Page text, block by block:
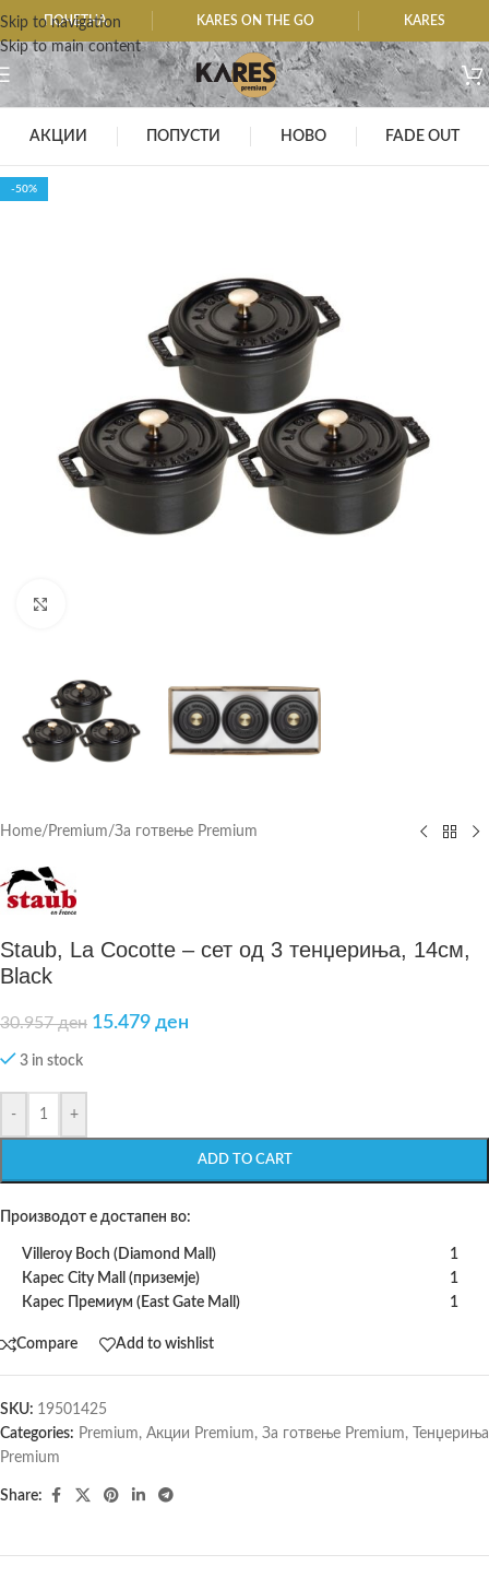
Skip to navigation
Skip to main content
ПОЧЕТНА KARES ON THE GO KARES
АКЦИИ ПОПУСТИ НОВО FADE OUT
-50%
Home/ Premium/За готвење Premium
Staub, La Cocotte – сет од 3 тенџериња, 14см,
Black
30.957ден 15.479 ден
3 in stock
- +
ADD TO CART
Производот е достапен во:
Villeroy Boch (Diamond Mall)
1
Карес City Mall (приземје)
1
Карес Премиум (East Gate Mall)
1
Compare Add to wishlist
SKU: 19501425
Categories: Premium, Акции Premium, За готвење Premium,
Тенџериња
Premium
Share: